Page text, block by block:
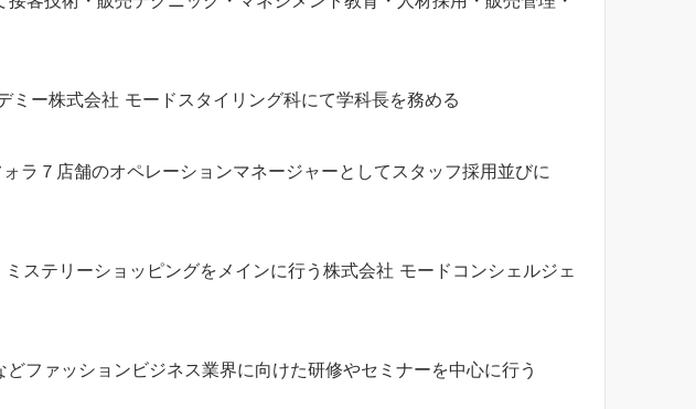
ー株式会社 モードスタイリング科にて学科長を務める
ラ７店舗のオペレーションマネージャーとしてスタッフ採用並びに
ステリーショッピングをメインに行う株式会社 モードコンシェルジェ
ファッションビジネス業界に向けた研修やセミナーを中心に行う